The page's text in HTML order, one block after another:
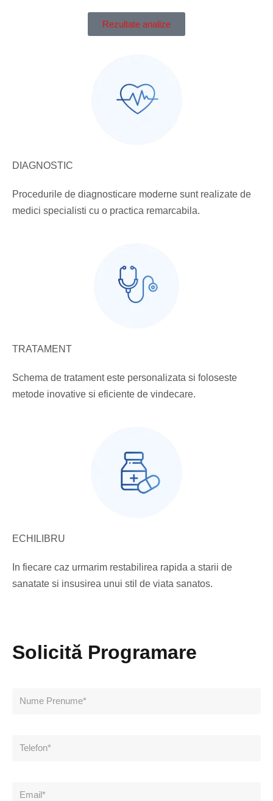
Rezultate analize
DIAGNOSTIC
Procedurile de diagnosticare moderne sunt realizate de
medici specialisti cu o practica remarcabila.
TRATAMENT
Schema de tratament este personalizata si foloseste
metode inovative si eficiente de vindecare.
ECHILIBRU
In fiecare caz urmarim restabilirea rapida a starii de
sanatate si insusirea unui stil de viata sanatos.
Solicită Programare